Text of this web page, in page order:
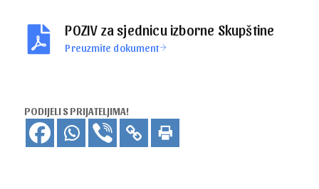
POZIV za sjednicu izborne Skupštine
Preuzmite dokument
PODIJELI S PRIJATELJIMA!